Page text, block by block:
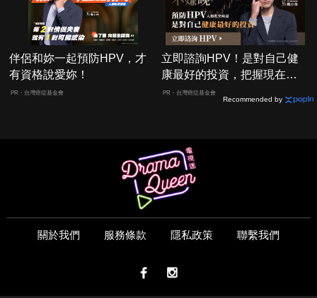
伴侶和妳一起預防HPV，才
有資格說愛妳！
PR・台灣癌症基金會
立即諮詢HPV！是對自己健
康最好的投資，把握現在不
嫌晚！
PR・台灣癌症基金會
Recommended by
關於我們 服務條款 隱私政策 聯繫我們